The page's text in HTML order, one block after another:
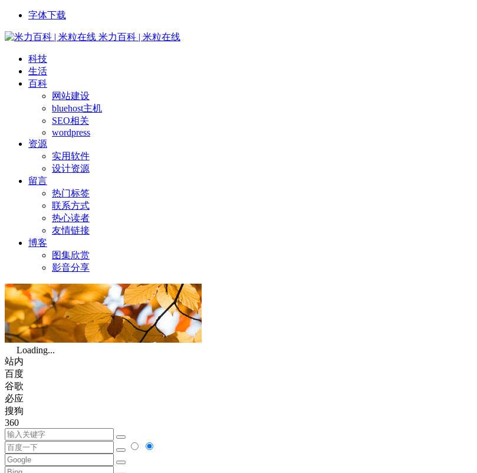
字体下载
米力百科 | 米粒在线
科技
生活
百科
网站建设
bluehost主机
SEO相关
wordpress
资源
实用软件
设计资源
留言
热门标签
联系方式
热心读者
友情链接
博客
图集欣赏
影音分享
Loading...
站内
百度
谷歌
必应
搜狗
360